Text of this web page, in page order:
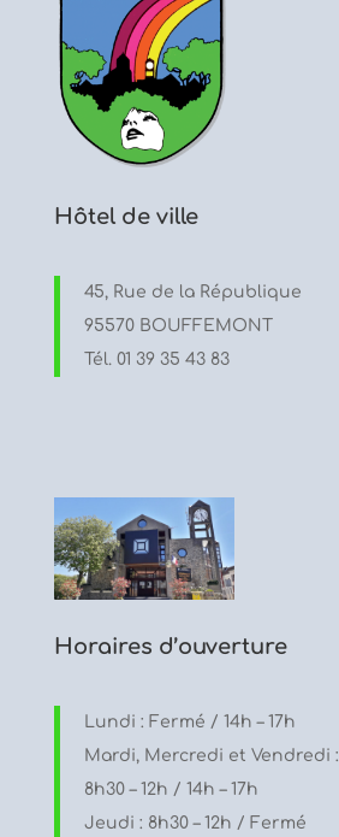
Hôtel de ville
45, Rue de la République
95570 BOUFFEMONT
Tél. 01 39 35 43 83
Horaires d’ouverture
Lundi : Fermé / 14h – 17h
Mardi, Mercredi et Vendredi :
8h30 – 12h / 14h – 17h
Jeudi : 8h30 – 12h / Fermé